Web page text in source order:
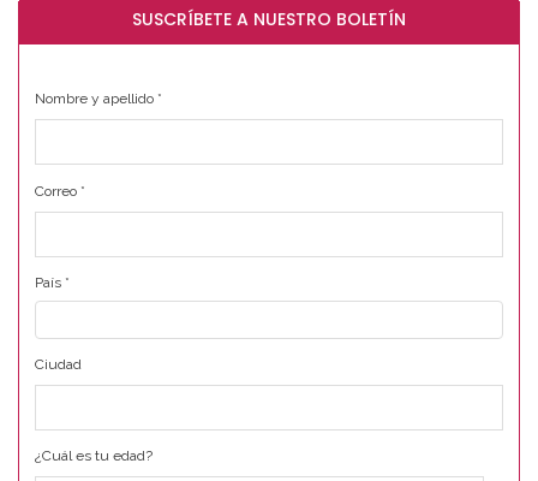
SUSCRÍBETE A NUESTRO BOLETÍN
Nombre y apellido *
Correo *
País *
Ciudad
¿Cuál es tu edad?